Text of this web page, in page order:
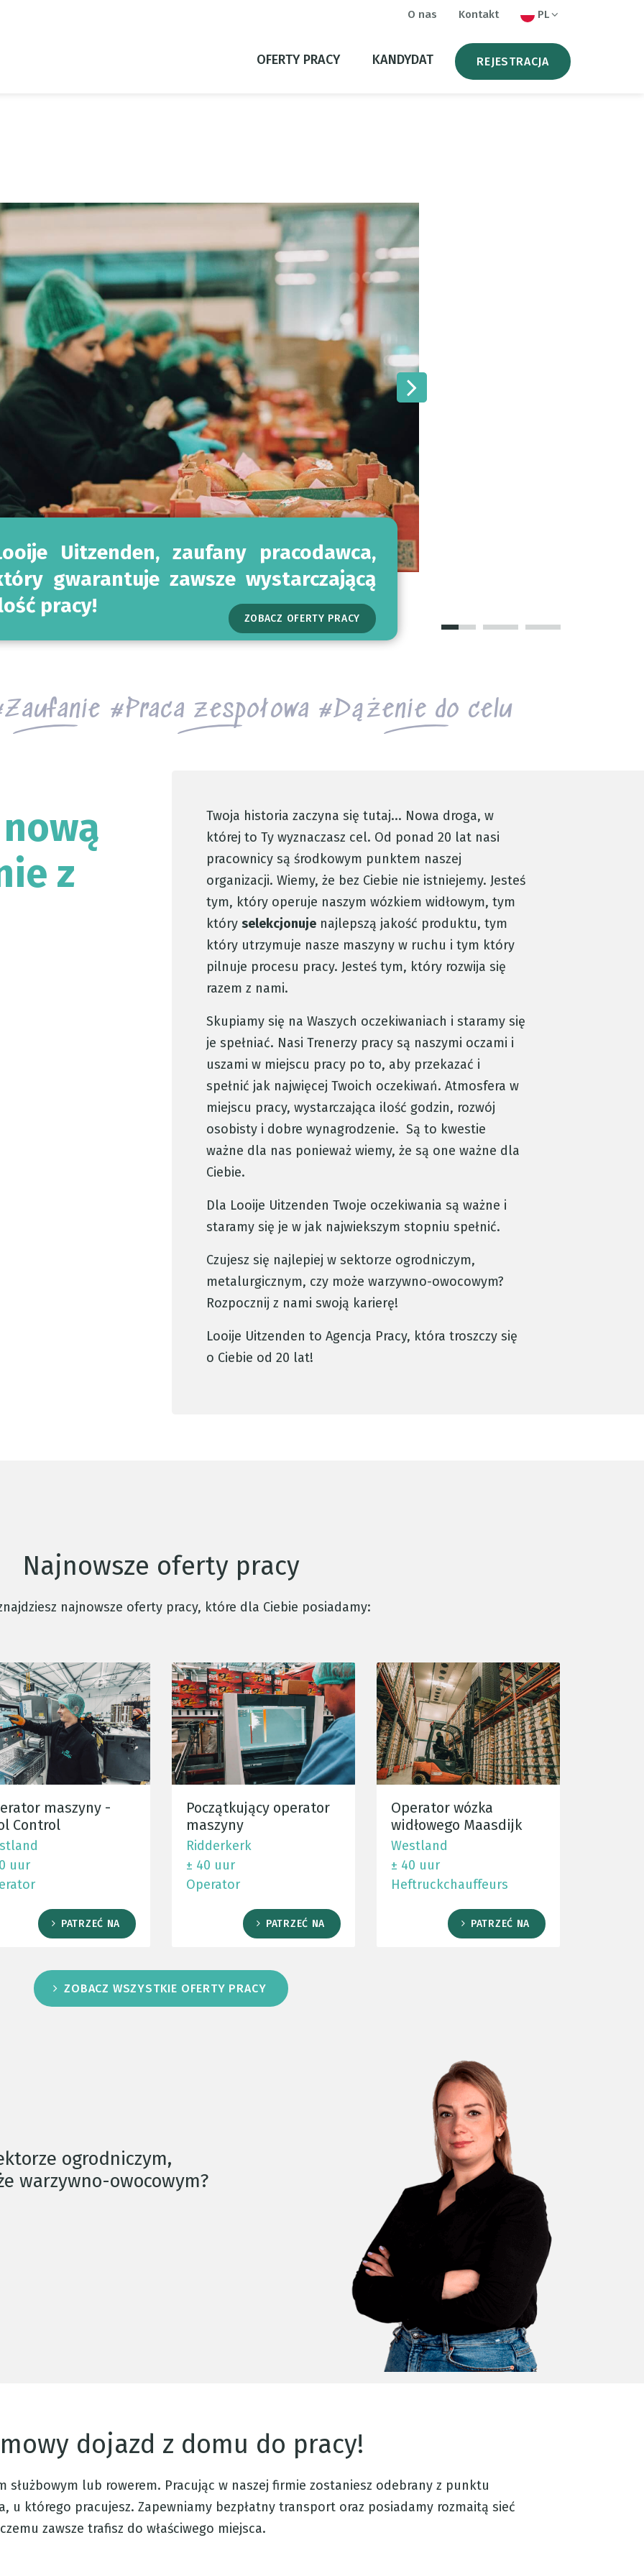
OFERTY PRACY KANDYDAT REJESTRACJA
O nas Kontakt PL
Uitzenden, zaufany pracodawca,
gwarantuje zawsze wystarczającą
pracy!
ZOBACZ OFERTY PRACY
ZOBACZ OFERTY PRACY
ZAREJESTRUJ SIĘ BEZPOŚREDNIO
Zaufanie Praca zespołowa Dążenie do celu
z
Twoja historia zaczyna się tutaj... Nowa droga, w
której to Ty wyznaczasz cel. Od ponad 20 lat nasi
pracownicy są środkowym punktem naszej
organizacji. Wiemy, że bez Ciebie nie istniejemy. Jesteś
tym, który operuje naszym wózkiem widłowym, tym
który selekcjonuje najlepszą jakość produktu, tym
który utrzymuje nasze maszyny w ruchu i tym który
pilnuje procesu pracy. Jesteś tym, który rozwija się
razem z nami.
Skupiamy się na Waszych oczekiwaniach i staramy się
je spełniać. Nasi Trenerzy pracy są naszymi oczami i
uszami w miejscu pracy po to, aby przekazać i
spełnić jak najwięcej Twoich oczekiwań. Atmosfera w
miejscu pracy, wystarczająca ilość godzin, rozwój
osobisty i dobre wynagrodzenie. Są to kwestie
ważne dla nas ponieważ wiemy, że są one ważne dla
Ciebie.
Dla Looije Uitzenden Twoje oczekiwania są ważne i
staramy się je w jak najwiekszym stopniu spełnić.
Czujesz się najlepiej w sektorze ogrodniczym,
metalurgicznym, czy może warzywno-owocowym?
Rozpocznij z nami swoją karierę!
Looije Uitzenden to Agencja Pracy, która troszczy się
o Ciebie od 20 lat!
Najnowsze oferty pracy
najnowsze oferty pracy, które dla Ciebie posiadamy:
maszyny -
Control
uur
PATRZEĆ NA
Początkujący operator
maszyny
Ridderkerk
± 40 uur
Operator
PATRZEĆ NA
Operator wózka
widłowego Maasdijk
Westland
± 40 uur
Heftruckchauffeurs
PATRZEĆ NA
ZOBACZ WSZYSTKIE OFERTY PRACY
ogrodniczym,
warzywno-owocowym?
dojazd z domu do pracy!
służbowym lub rowerem. Pracując w naszej firmie zostaniesz odebrany z punktu
u którego pracujesz. Zapewniamy bezpłatny transport oraz posiadamy rozmaitą sieć
zawsze trafisz do właściwego miejsca.